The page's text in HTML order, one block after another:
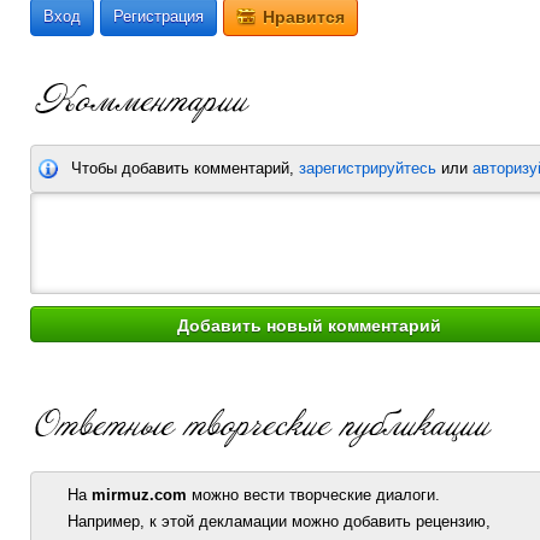
Вход Регистрация Нравится
Чтобы добавить комментарий, зарегистрируйтесь или
На mirmuz.com можно вести творческие диалоги.
Например, к этой декламации можно добавить рецензию,